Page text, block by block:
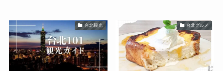
台北観光 台北グルメ